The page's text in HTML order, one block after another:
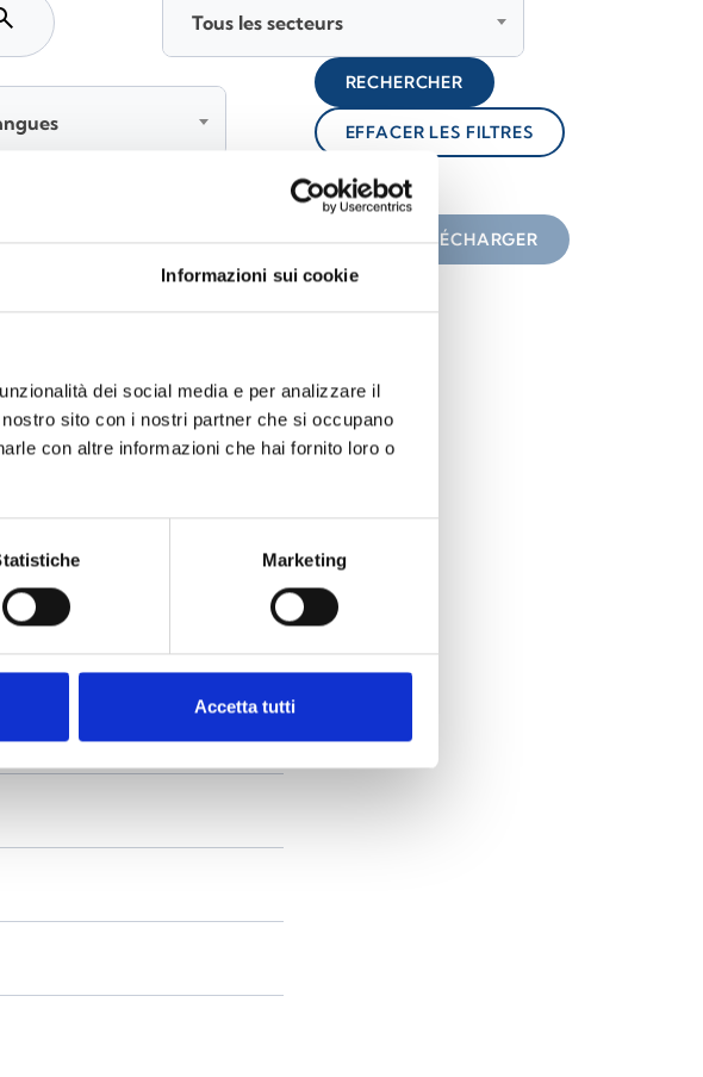
Informazioni sui cookie
dei social media e per analizzare il
sito con i nostri partner che si occupano
con altre informazioni che hai fornito loro o
Marketing
Accetta tutti
TÉLÉCHARGER
Tous les secteurs
RECHERCHER
EFFACER LES FILTRES